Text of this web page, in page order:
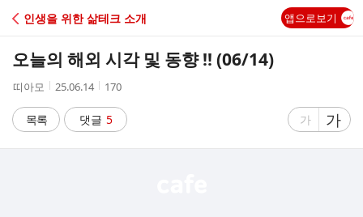
C
인생을 위한 삶테크 소개 앱으로보기
오늘의 해외 시각 및 동향 !! (06/14)
작
자
띠아모
작
시
간
25.06.14
조
수
170
목록 댓글 5
글
가
글
자
가